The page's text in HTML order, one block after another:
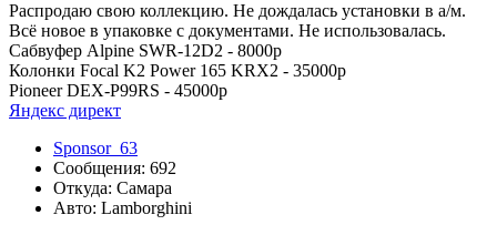
Распродаю свою коллекцию. Не дождалась установки в а/м.
Всё новое в упаковке с документами. Не использовалась.
Сабвуфер Alpine SWR-12D2 - 8000р
Колонки Focal K2 Power 165 KRX2 - 35000р
Pioneer DEX-P99RS - 45000р
Яндекс директ
Sponsor_63
Сообщения: 692
Откуда: Самара
Авто: Lamborghini